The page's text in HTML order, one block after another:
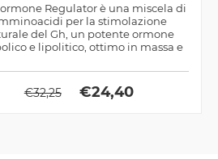
Regulator è una miscela di
per la stimolazione
del Gh, un potente ormone
e lipolitico, ottimo in massa e
€32,25 €24,40